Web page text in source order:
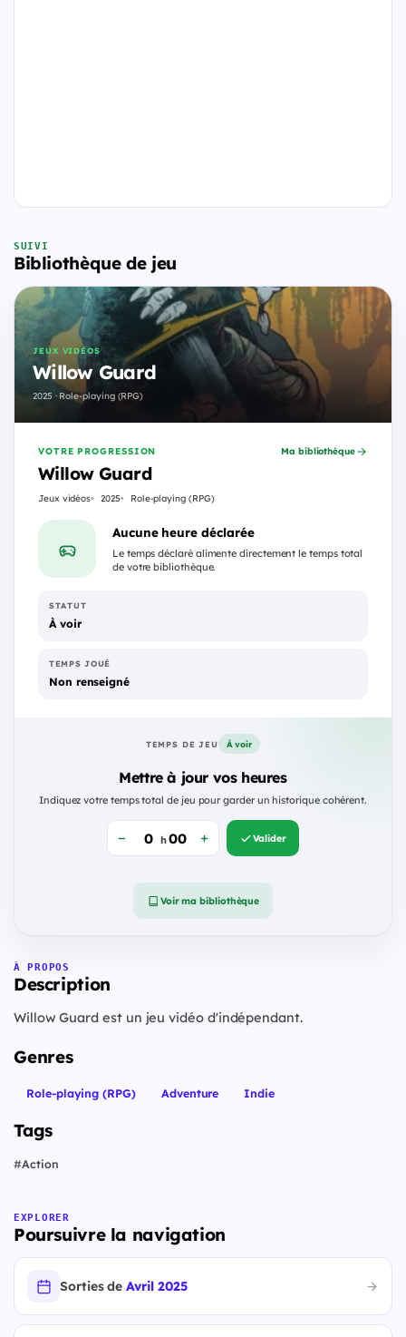
SUIVI
Bibliothèque de jeu
JEUX VIDÉOS
Willow Guard
2025 · Role-playing (RPG)
VOTRE PROGRESSION
Willow Guard
Jeux vidéos 2025 Role-playing (RPG)
Ma bibliothèque
Aucune heure déclarée
Le temps déclaré alimente directement le temps total
de votre bibliothèque.
STATUT
À voir
TEMPS JOUÉ
Non renseigné
TEMPS DE JEU À voir
Mettre à jour vos heures
Indiquez votre temps total de jeu pour garder un historique cohérent.
h Valider
Voir ma bibliothèque
À PROPOS
Description
Willow Guard est un jeu vidéo d'indépendant.
Genres
Role-playing (RPG) Adventure Indie
Tags
#Action
EXPLORER
Poursuivre la navigation
Sorties deAvril 2025